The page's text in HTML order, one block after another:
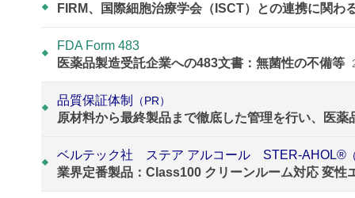
FIRM、国際細胞治療学会（ISCT）との連携に関わ
FDA Form 483
医薬品製造受託企業への483文書：無菌性の不備等
品質保証体制 （PR）
原材料から最終製品まで徹底した管理を行い、医薬
ベルテック社 ステア アルコール STER-AHOL®
業界定番製品：Class100 クリーンルーム対応 変性